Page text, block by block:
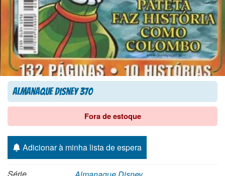
Almanaque Disney 370
Fora de estoque
Adicionar à minha lista de espera